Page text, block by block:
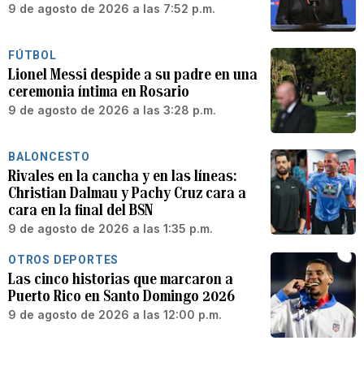
9 de agosto de 2026 a las 7:52 p.m.
FÚTBOL
Lionel Messi despide a su padre en una
ceremonia íntima en Rosario
9 de agosto de 2026 a las 3:28 p.m.
BALONCESTO
Rivales en la cancha y en las líneas:
Christian Dalmau y Pachy Cruz cara a
cara en la final del BSN
9 de agosto de 2026 a las 1:35 p.m.
OTROS DEPORTES
Las cinco historias que marcaron a
Puerto Rico en Santo Domingo 2026
9 de agosto de 2026 a las 12:00 p.m.